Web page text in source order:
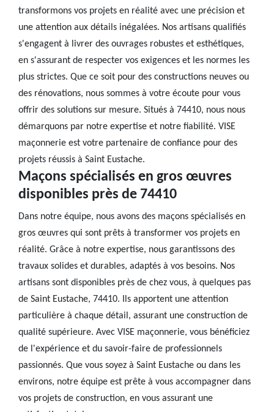
transformons vos projets en réalité avec une précision et
une attention aux détails inégalées. Nos artisans qualifiés
s'engagent à livrer des ouvrages robustes et esthétiques,
en s'assurant de respecter vos exigences et les normes les
plus strictes. Que ce soit pour des constructions neuves ou
des rénovations, nous sommes à votre écoute pour vous
offrir des solutions sur mesure. Situés à 74410, nous nous
démarquons par notre expertise et notre fiabilité. VISE
maçonnerie est votre partenaire de confiance pour des
projets réussis à Saint Eustache.
Maçons spécialisés en gros œuvres
disponibles près de 74410
Dans notre équipe, nous avons des maçons spécialisés en
gros œuvres qui sont prêts à transformer vos projets en
réalité. Grâce à notre expertise, nous garantissons des
travaux solides et durables, adaptés à vos besoins. Nos
artisans sont disponibles près de chez vous, à quelques pas
de Saint Eustache, 74410. Ils apportent une attention
particulière à chaque détail, assurant une construction de
qualité supérieure. Avec VISE maçonnerie, vous bénéficiez
de l'expérience et du savoir-faire de professionnels
passionnés. Que vous soyez à Saint Eustache ou dans les
environs, notre équipe est prête à vous accompagner dans
vos projets de construction, en vous assurant une